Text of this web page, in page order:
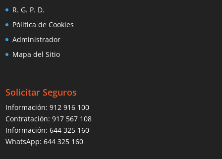
R. G. P. D.
Pólitica de Cookies
Administrador
Mapa del Sitio
Solicitar Seguros
Información:912 916 100
Contratación:917 567 108
Información:644 325 160
WhatsApp:644 325 160